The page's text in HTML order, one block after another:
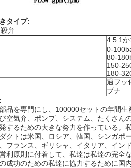
タイプ:
弁
4.5:1か
0-
80-
150-
180-
過フッ
ブナ
品を専門にし、100000セットの年間
空気弁、ポンプ、システム、たくさん
するための大きな努力を作っている。
クトは米国、ロシア、韓国、シンガポ
フランス、ギリシャ、イタリア、イン
利原則に付着して、私達は私達の完全
成功のための私達に協力するために国